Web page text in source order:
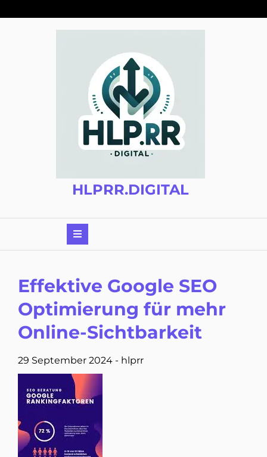
Inhalt
HLPRR.DIGITAL
Effektive Google SEO
Optimierung für mehr
Online-Sichtbarkeit
29 September 2024 - hlprr